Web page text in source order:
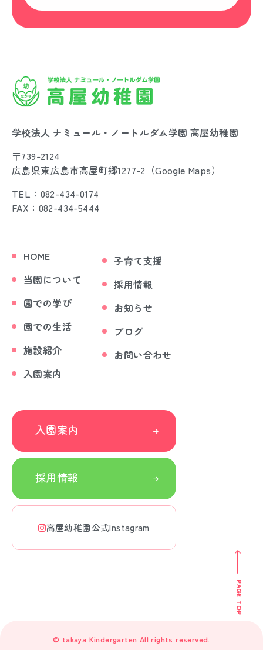
学校法人 ナミュール・ノートルダム学園 高屋幼稚園
〒739-2124
広島県東広島市高屋町郷1277-2（Google Maps）
TEL：082-434-0174
FAX：082-434-5444
HOME
当園について
園での学び
園での生活
施設紹介
入園案内
子育て支援
採用情報
お知らせ
ブログ
お問い合わせ
入園案内
採用情報
高屋幼稚園公式Instagram
PAGE TOP
© takaya Kindergarten All rights reserved.